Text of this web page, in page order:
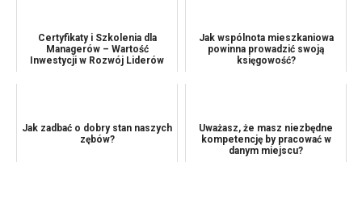
Certyfikaty i Szkolenia dla
Managerów – Wartość
Inwestycji w Rozwój Liderów
Jak wspólnota mieszkaniowa
powinna prowadzić swoją
księgowość?
Jak zadbać o dobry stan naszych
zębów?
Uważasz, że masz niezbędne
kompetencję by pracować w
danym miejscu?